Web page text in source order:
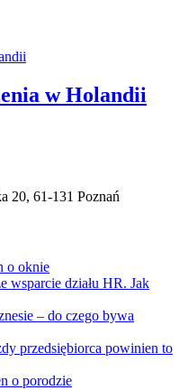
w Holandii
20, 61-131 Poznań
o oknie
wsparcie działu HR. Jak
– do czego bywa
przedsiębiorca powinien to
o porodzie